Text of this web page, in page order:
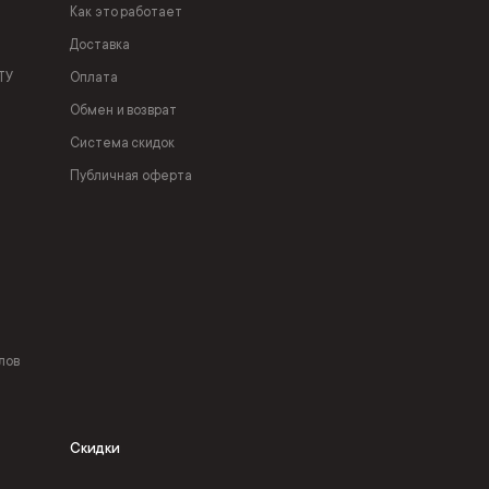
Как это работает
Доставка
Оплата
Обмен и возврат
Система скидок
Публичная оферта
Скидки